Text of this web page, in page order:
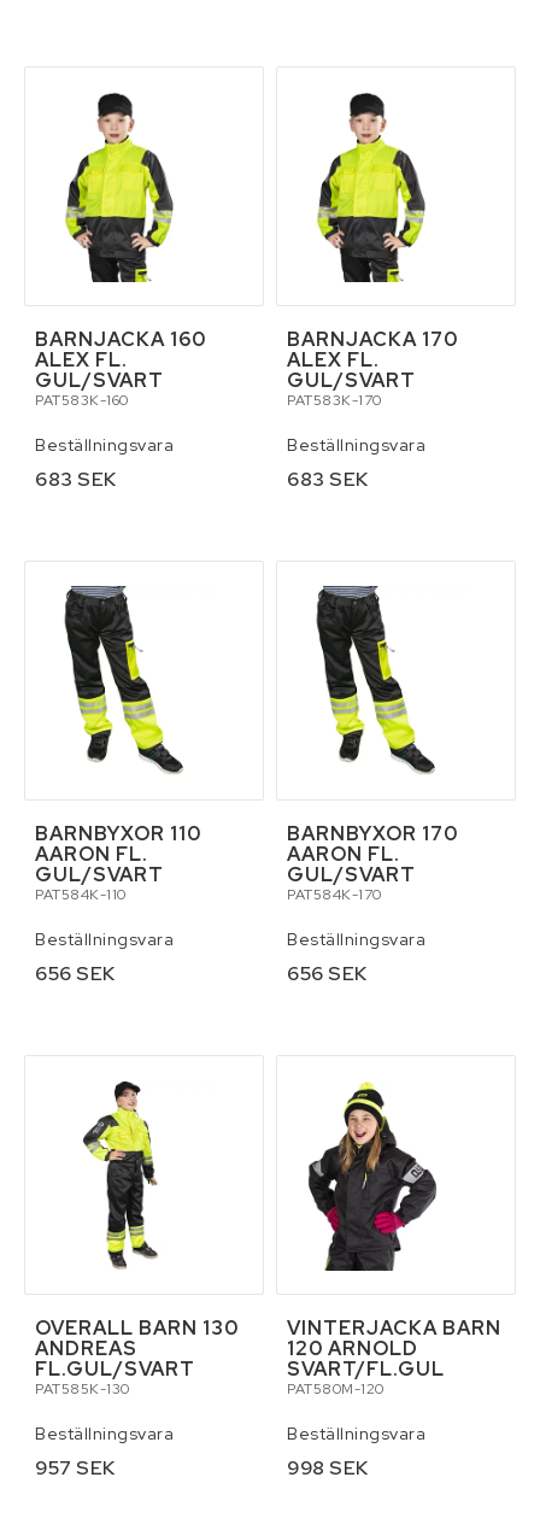
BARNJACKA 160
ALEX FL.
GUL/SVART
PAT583K-160
Beställningsvara
683 SEK
BARNJACKA 170
ALEX FL.
GUL/SVART
PAT583K-170
Beställningsvara
683 SEK
BARNBYXOR 110
AARON FL.
GUL/SVART
PAT584K-110
Beställningsvara
656 SEK
BARNBYXOR 170
AARON FL.
GUL/SVART
PAT584K-170
Beställningsvara
656 SEK
OVERALL BARN 130
ANDREAS
FL.GUL/SVART
PAT585K-130
Beställningsvara
957 SEK
VINTERJACKA BARN
120 ARNOLD
SVART/FL.GUL
PAT580M-120
Beställningsvara
998 SEK